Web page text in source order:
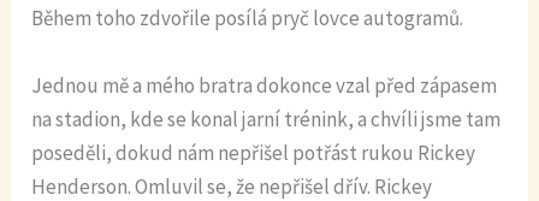
Během toho zdvořile posílá pryč lovce autogramů.
Jednou mě a mého bratra dokonce vzal před zápasem
na stadion, kde se konal jarní trénink, a chvíli jsme tam
poseděli, dokud nám nepřišel potřást rukou Rickey
Henderson. Omluvil se, že nepřišel dřív. Rickey